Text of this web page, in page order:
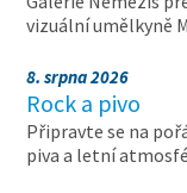
vizuální umělkyně
8. srpna 2026
Rock a pivo
Připravte se na
piva a letní